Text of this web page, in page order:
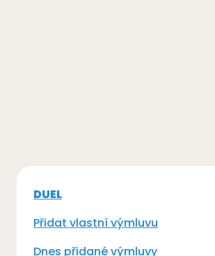
DUEL
Přidat vlastní výmluvu
Dnes přidané výmluvy